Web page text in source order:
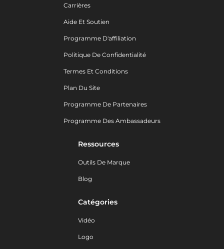
Carrières
Aide Et Soutien
Programme D'affiliation
Politique De Confidentialité
Termes Et Conditions
Plan Du Site
Programme De Partenaires
Programme Des Ambassadeurs
Ressources
Outils De Marque
Blog
Catégories
Vidéo
Logo